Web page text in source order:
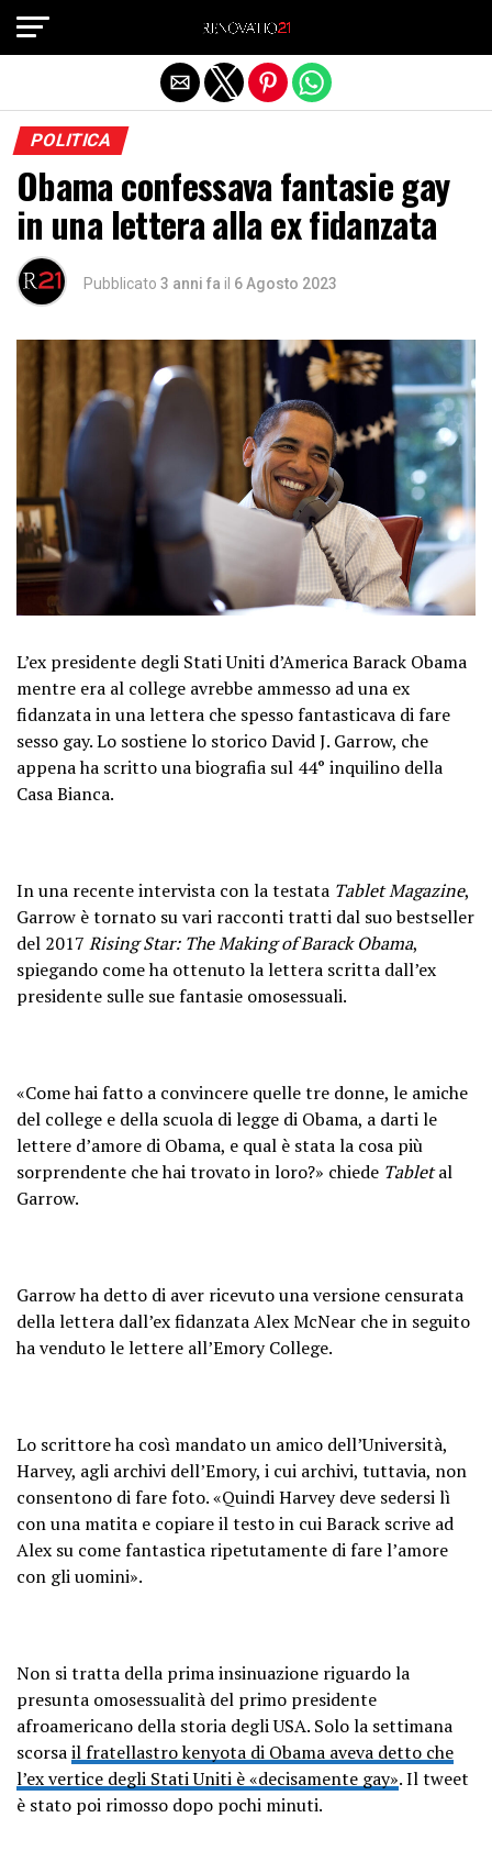
POLITICA
Obama confessava fantasie gay
in una lettera alla ex fidanzata
Pubblicato 3 anni fa il 6 Agosto 2023
L’ex presidente degli Stati Uniti d’America Barack Obama
mentre era al college avrebbe ammesso ad una ex
fidanzata in una lettera che spesso fantasticava di fare
sesso gay. Lo sostiene lo storico David J. Garrow, che
appena ha scritto una biografia sul 44° inquilino della
Casa Bianca.
In una recente intervista con la testata Tablet Magazine,
Garrow è tornato su vari racconti tratti dal suo bestseller
del 2017 Rising Star: The Making of Barack Obama,
spiegando come ha ottenuto la lettera scritta dall’ex
presidente sulle sue fantasie omosessuali.
«Come hai fatto a convincere quelle tre donne, le amiche
del college e della scuola di legge di Obama, a darti le
lettere d’amore di Obama, e qual è stata la cosa più
sorprendente che hai trovato in loro?» chiede Tabletal
Garrow.
Garrow ha detto di aver ricevuto una versione censurata
della lettera dall’ex fidanzata Alex McNear che in seguito
ha venduto le lettere all’Emory College.
Lo scrittore ha così mandato un amico dell’Università,
Harvey, agli archivi dell’Emory, i cui archivi, tuttavia, non
consentono di fare foto. «Quindi Harvey deve sedersi lì
con una matita e copiare il testo in cui Barack scrive ad
Alex su come fantastica ripetutamente di fare l’amore
con gli uomini».
Non si tratta della prima insinuazione riguardo la
presunta omosessualità del primo presidente
afroamericano della storia degli USA. Solo la settimana
scorsail fratellastro kenyota di Obama aveva detto che
l’ex vertice degli Stati Uniti è «decisamente gay». Il tweet
è stato poi rimosso dopo pochi minuti.
Exit mobile version